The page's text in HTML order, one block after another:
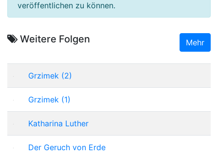
veröffentlichen zu können.
Weitere Folgen Mehr
Grzimek (2)
Grzimek (1)
Katharina Luther
Der Geruch von Erde